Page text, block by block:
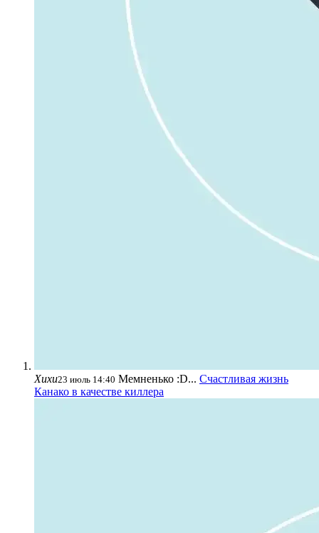
Хихи23 июль 14:40 Мемненько :D... Счастливая жизнь
Канако в качестве киллера